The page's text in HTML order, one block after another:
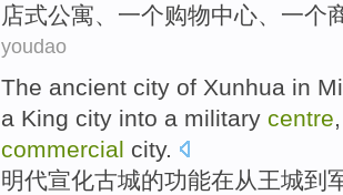
店式公寓 、一个购物中心 、一个
youdao
The ancient city of Xunhua in
a King city into a military centre
commercial city.
明代宣化古城的功能在从王城到